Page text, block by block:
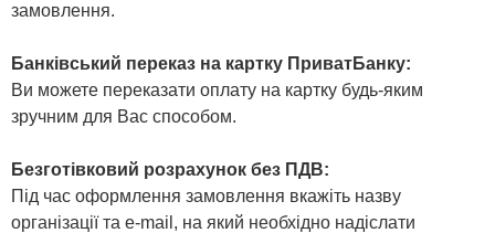
замовлення.
Банківський переказ на картку ПриватБанку:
Ви можете переказати оплату на картку будь-яким
зручним для Вас способом.
Безготівковий розрахунок без ПДВ:
Під час оформлення замовлення вкажіть назву
організації та e-mail, на який необхідно надіслати